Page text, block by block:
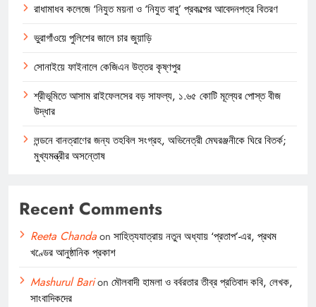
রাধামাধব কলেজে ‘নিযুত ময়না ও ‘নিযুত বাবু’ প্রকল্পের আবেদনপত্র বিতরণ
ভুরাগাঁওয়ে পুলিশের জালে চার জুয়াড়ি
সোনাইয়ে ফাইনালে কেজিএন উত্তর কৃষ্ণপুর
শ্রীভূমিতে আসাম রাইফেলসের বড় সাফল্য, ১.৬৫ কোটি মূল্যের পোস্ত বীজ
উদ্ধার
লন্ডনে বানত্রাণের জন্য তহবিল সংগ্রহ, অভিনেত্রী মেঘরঞ্জনীকে ঘিরে বিতর্ক;
মুখ্যমন্ত্রীর অসন্তোষ
Recent Comments
Reeta Chandaon সাহিত্যযাত্রায় নতুন অধ্যায় ‘প্রতাপ’-এর, প্রথম
খণ্ডের আনুষ্ঠানিক প্রকাশ
Mashurul Barion মৌলবাদী হামলা ও বর্বরতার তীব্র প্রতিবাদ কবি, লেখক,
সাংবাদিকদের